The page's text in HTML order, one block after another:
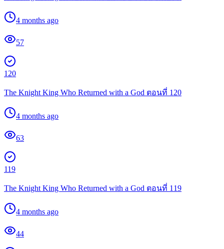
4 months ago
57
120
The Knight King Who Returned with a God ตอนที่ 120
4 months ago
63
119
The Knight King Who Returned with a God ตอนที่ 119
4 months ago
44